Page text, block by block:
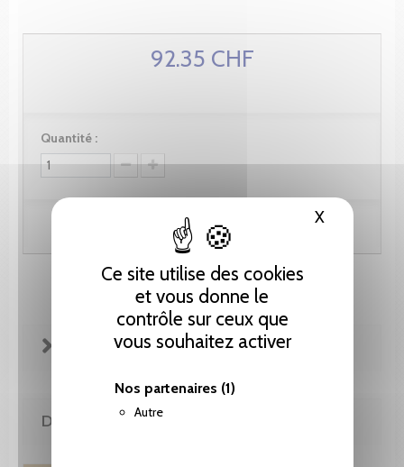
Ce site utilise des cookies
et vous donne le
contrôle sur ceux que
vous souhaitez activer
Nos partenaires (1)
Autre
XMasquer
92.35 CHF
Quantité :
Ajouter au panier
FICHE TECHNIQUE
DE LA MÊME COLLECTION